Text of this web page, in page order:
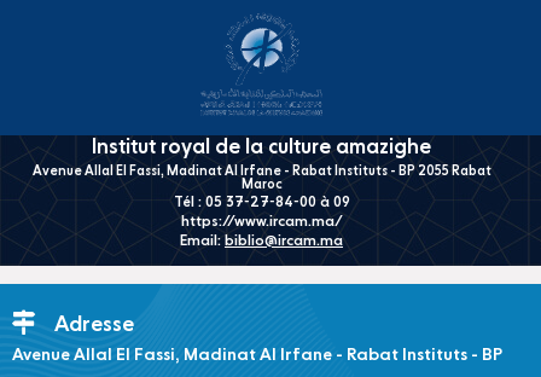
Institut royal de la culture amazighe
Avenue Allal El Fassi, Madinat Al Irfane - Rabat Instituts - BP 2055 Rabat
Maroc
Tél : 05 37-27-84-00 à 09
https://www.ircam.ma/
Email: biblio@ircam.ma
Adresse
Avenue Allal El Fassi, Madinat Al Irfane - Rabat Instituts - BP